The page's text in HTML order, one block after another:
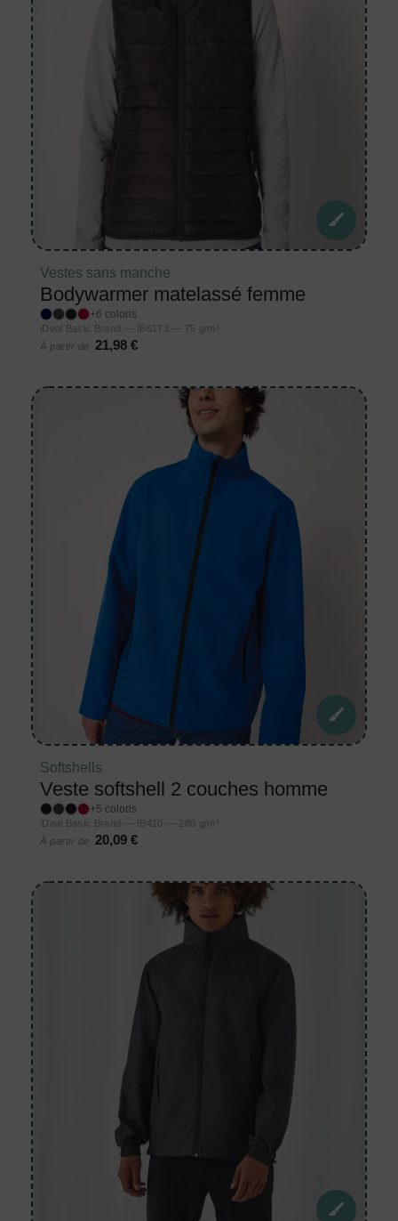
Vestes sans manche
Bodywarmer matelassé femme
+6 coloris
iDeal Basic Brand — IB6173 — 75 g/m²
À partir de
21,98 €
Softshells
Veste softshell 2 couches homme
+5 coloris
iDeal Basic Brand — IB410 — 280 g/m²
À partir de
20,09 €